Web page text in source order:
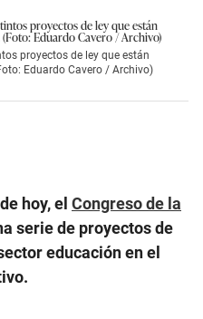
proyectos de ley que están
Eduardo Cavero / Archivo)
hoy, el Congreso de la
serie de proyectos de
educación en el